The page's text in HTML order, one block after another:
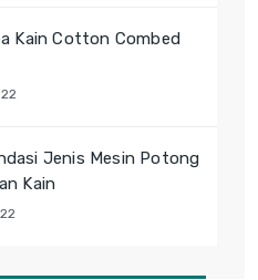
Kain Cotton Combed
Jenis Mesin Potong
Kain